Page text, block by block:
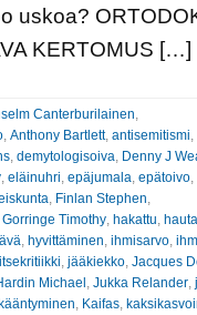
uskoa?
KERTOMUS […]
Canterburilainen,
, Anthony Bartlett, antisemitismi,
, demytologisoiva, Denny J
, eläinuhri, epäjumala, epätoivo,
, Finlan Stephen,
Gorringe Timothy, hakattu, hauta
, hyvittäminen, ihmisarvo,
itsekritiikki, jääkiekko, Jacques
Michael , Jukka Relander,
kääntyminen, Kaifas,